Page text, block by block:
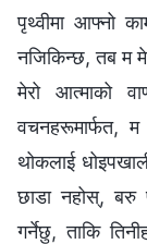
पृथ्वीमा आफ्नो
नजिकिन्छ, तब म
मेरो आत्माको
वचनहरूमार्फत,
थोकलाई
छाडा नहोस्, बरु
गर्नेछु, ताकि